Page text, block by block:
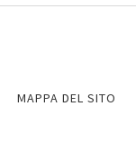
MAPPA DEL SITO